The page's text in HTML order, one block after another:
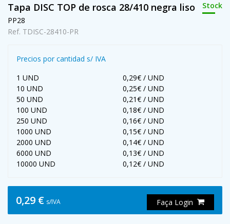
Tapa DISC TOP de rosca 28/410 negra liso
Stock
PP28
Ref. TDISC-28410-PR
Precios por cantidad s/ IVA
1 UND
0,29€ / UND
10 UND
0,25€ / UND
50 UND
0,21€ / UND
100 UND
0,18€ / UND
250 UND
0,16€ / UND
1000 UND
0,15€ / UND
2000 UND
0,14€ / UND
6000 UND
0,13€ / UND
10000 UND
0,12€ / UND
0,29 € s/IVA Faça Login